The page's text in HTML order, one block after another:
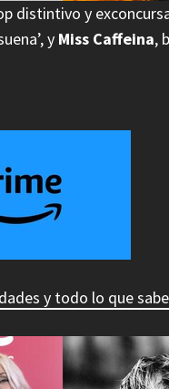
distintivo y
y Miss Caffeina,
y todo lo que